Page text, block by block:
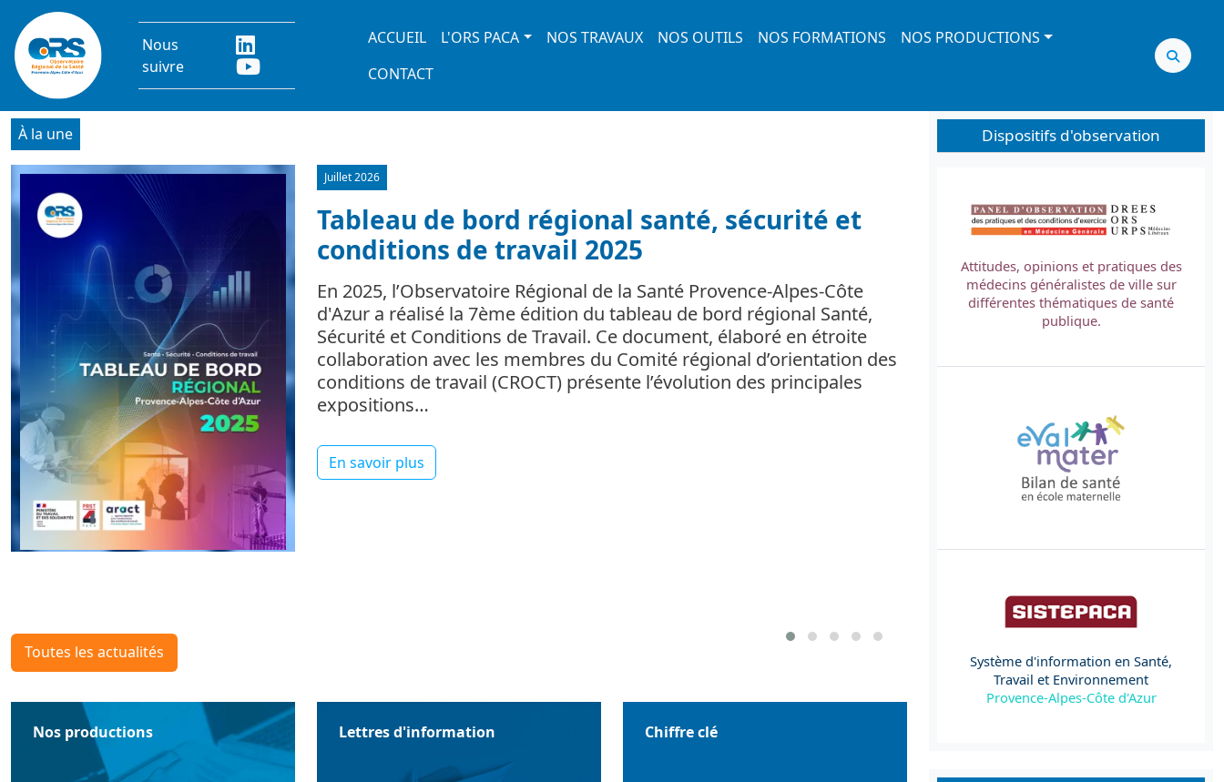
Aller au contenu principal
Nous
suivre
Main navigation
ACCUEIL L'ORS PACA NOS TRAVAUX NOS OUTILS NOS FORMATIONS
NOS PRODUCTIONS
CONTACT
À la une
Juillet 2026
Tableau de bord régional santé, sécurité et
conditions de travail 2025
En 2025, l’Observatoire Régional de la Santé Provence-Alpes-Côte
d'Azur a réalisé la 7ème édition du tableau de bord régional Santé,
Sécurité et Conditions de Travail. Ce document, élaboré en étroite
collaboration avec les membres du Comité régional d’orientation des
conditions de travail (CROCT) présente l’évolution des principales
expositions…
En savoir plus
Toutes les actualités
Nos productions Lettres d'information Chiffre clé
Dispositifs d'observation
Attitudes, opinions et pratiques des
médecins généralistes de ville sur
différentes thématiques de santé
publique.
Système d'information en Santé,
Travail et Environnement
Provence-Alpes-Côte d'Azur